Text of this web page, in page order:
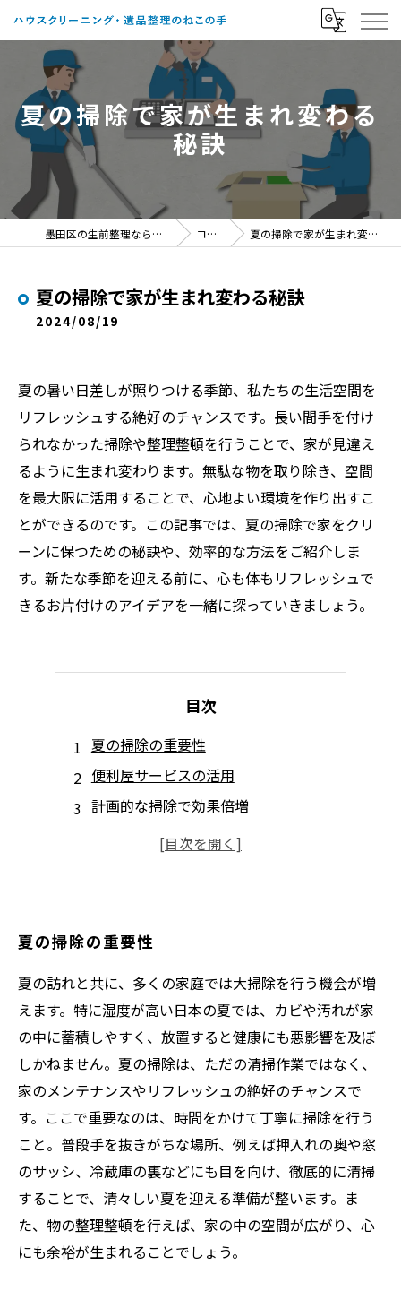
夏の掃除で家が生まれ変わる
秘訣
墨田区の生前整理ならねこの手 コラム 夏の掃除で家が生まれ変わる秘訣
夏の掃除で家が生まれ変わる秘訣
2024/08/19
夏の暑い日差しが照りつける季節、私たちの生活空間を
リフレッシュする絶好のチャンスです。長い間手を付け
られなかった掃除や整理整頓を行うことで、家が見違え
るように生まれ変わります。無駄な物を取り除き、空間
を最大限に活用することで、心地よい環境を作り出すこ
とができるのです。この記事では、夏の掃除で家をクリ
ーンに保つための秘訣や、効率的な方法をご紹介しま
す。新たな季節を迎える前に、心も体もリフレッシュで
きるお片付けのアイデアを一緒に探っていきましょう。
目次
夏の掃除の重要性
便利屋サービスの活用
計画的な掃除で効果倍増
夏の掃除で得られる心理的効果
夏の掃除の重要性
夏の訪れと共に、多くの家庭では大掃除を行う機会が増
えます。特に湿度が高い日本の夏では、カビや汚れが家
の中に蓄積しやすく、放置すると健康にも悪影響を及ぼ
しかねません。夏の掃除は、ただの清掃作業ではなく、
家のメンテナンスやリフレッシュの絶好のチャンスで
す。ここで重要なのは、時間をかけて丁寧に掃除を行う
こと。普段手を抜きがちな場所、例えば押入れの奥や窓
のサッシ、冷蔵庫の裏などにも目を向け、徹底的に清掃
することで、清々しい夏を迎える準備が整います。ま
た、物の整理整頓を行えば、家の中の空間が広がり、心
にも余裕が生まれることでしょう。